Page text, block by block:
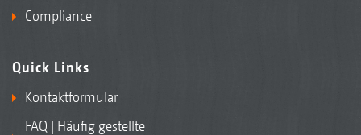
Compliance
Quick Links
Kontaktformular
FAQ | Häufig gestellte